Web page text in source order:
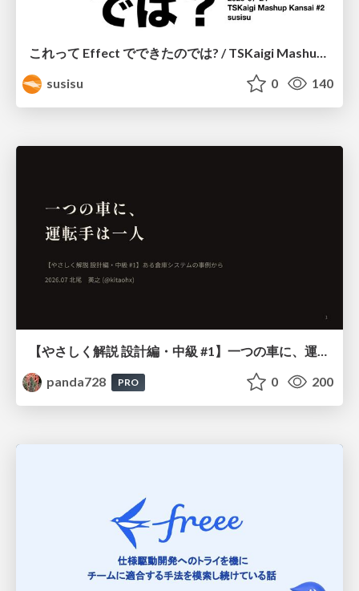
susisu
0 140
【やさしく解説 設計編・中級 #1】一つの車に、運転手は一人 ～ある倉庫システムの事例から～
panda728
PRO 0 200